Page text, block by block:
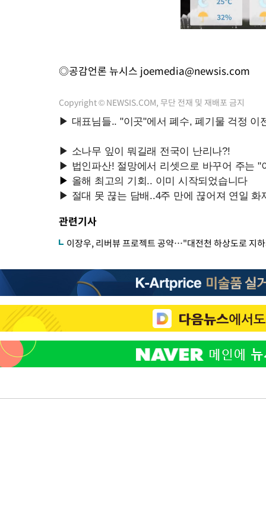
◎공감언론 뉴시스 joemedia@newsis.com
Copyright © NEWSIS.COM, 무단 전재 및 재배포 금지
관련기사
이장우, 리버뷰 프로젝트 공약…"대전천 하상도로 지